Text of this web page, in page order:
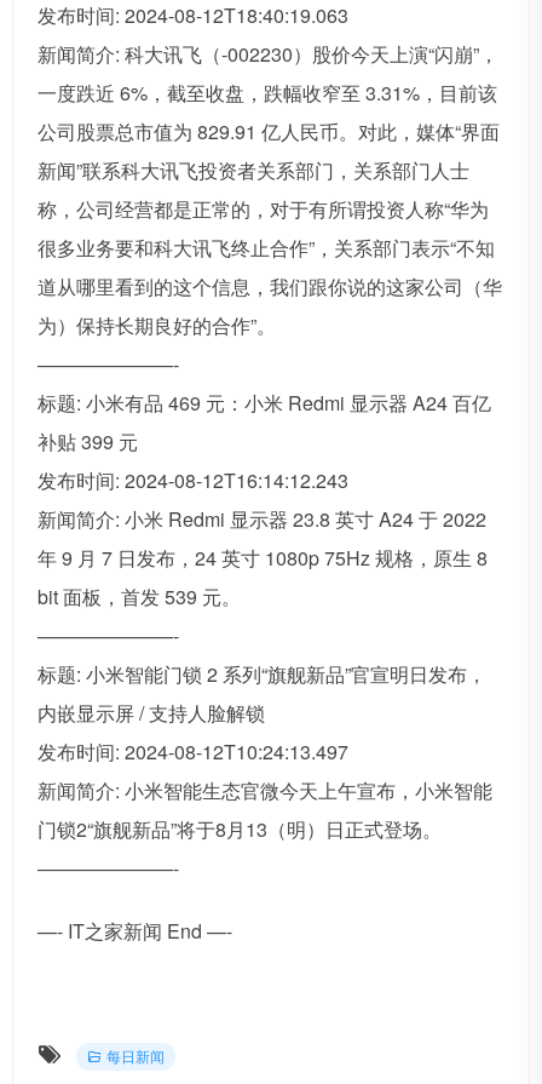
发布时间: 2024-08-12T18:40:19.063
新闻简介: 科大讯飞（-002230）股价今天上演“闪崩”，
一度跌近 6%，截至收盘，跌幅收窄至 3.31%，目前该
公司股票总市值为 829.91 亿人民币。对此，媒体“界面
新闻”联系科大讯飞投资者关系部门，关系部门人士
称，公司经营都是正常的，对于有所谓投资人称“华为
很多业务要和科大讯飞终止合作”，关系部门表示“不知
道从哪里看到的这个信息，我们跟你说的这家公司（华
为）保持长期良好的合作”。
———————-
标题: 小米有品 469 元：小米 Redmi 显示器 A24 百亿
补贴 399 元
发布时间: 2024-08-12T16:14:12.243
新闻简介: 小米 Redmi 显示器 23.8 英寸 A24 于 2022
年 9 月 7 日发布，24 英寸 1080p 75Hz 规格，原生 8
bit 面板，首发 539 元。
———————-
标题: 小米智能门锁 2 系列“旗舰新品”官宣明日发布，
内嵌显示屏 / 支持人脸解锁
发布时间: 2024-08-12T10:24:13.497
新闻简介: 小米智能生态官微今天上午宣布，小米智能
门锁2“旗舰新品”将于8月13（明）日正式登场。
———————-
—- IT之家新闻 End —-
每日新闻